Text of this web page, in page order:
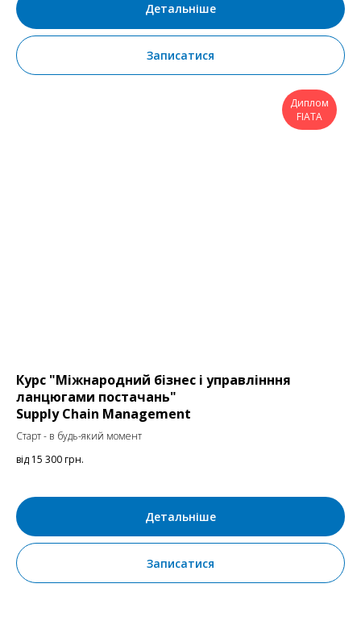
Детальніше
Записатися
Диплом
FIATA
Курс "Міжнародний бізнес і управлінння
ланцюгами постачань"
Supply Chain Management
Старт - в будь-який момент
від 15 300грн.
Детальніше
Записатися